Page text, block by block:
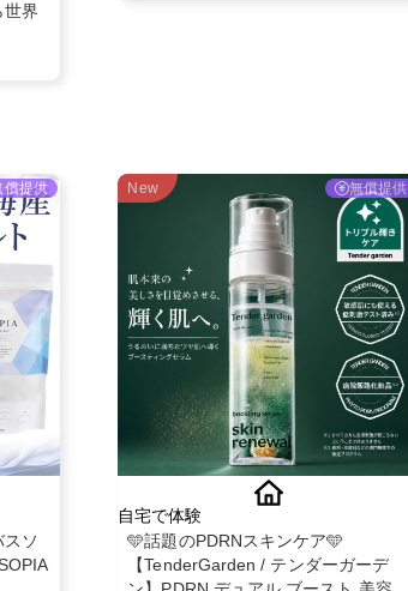
世界
償提供
ソ
New 無償提供
自宅で体験
🩵話題のPDRNスキンケア🩵
【TenderGarden / テンダーガーデ